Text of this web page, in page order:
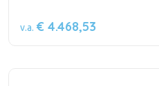
v.a. € 4.468,53